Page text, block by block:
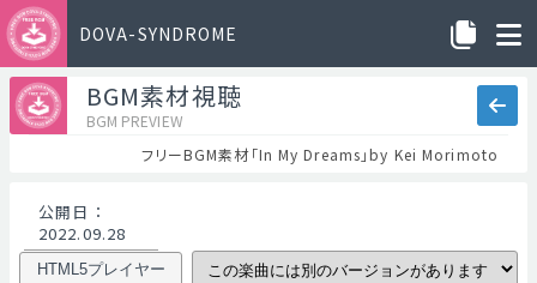
DOVA-SYNDROME
BGM素材視聴
BGM PREVIEW
フリーBGM素材「In My Dreams」by Kei Morimoto
公開日 ：
2022.09.28
HTML5プレイヤー